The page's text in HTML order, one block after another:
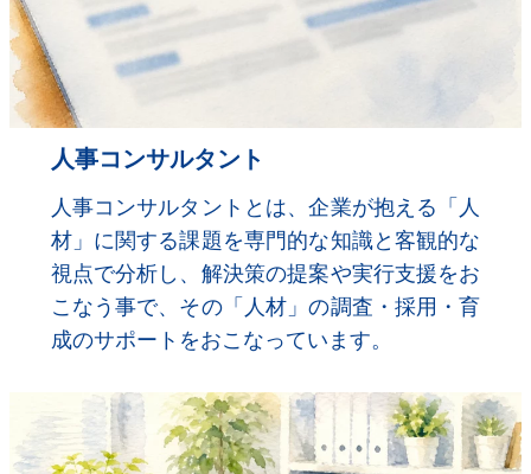
人事コンサルタント
人事コンサルタントとは、企業が抱える「人
材」に関する課題を専門的な知識と客観的な
視点で分析し、解決策の提案や実行支援をお
こなう事で、その「人材」の調査・採用・育
成のサポートをおこなっています。